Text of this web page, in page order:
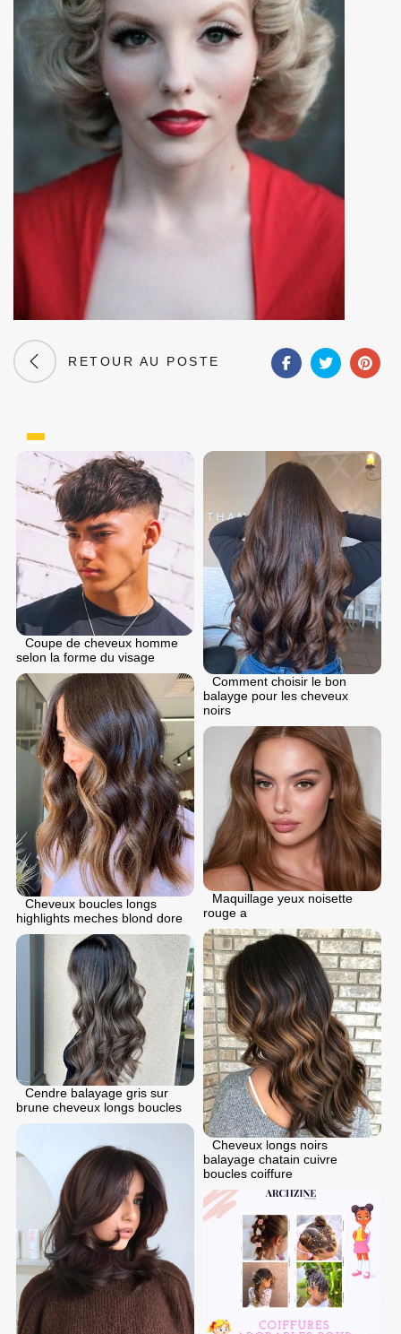
RETOUR AU POSTE
Coupe de cheveux homme
selon la forme du visage
Comment choisir le bon
balayge pour les cheveux
noirs
Cheveux boucles longs
highlights meches blond dore
Maquillage yeux noisette
rouge a
Cheveux longs noirs
balayage chatain cuivre
boucles coiffure
Cendre balayage gris sur
brune cheveux longs boucles